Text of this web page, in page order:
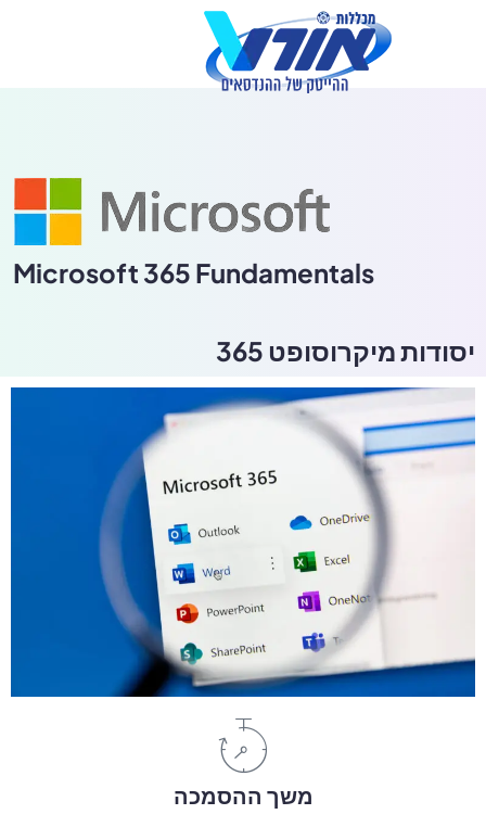
Microsoft 365 Fundamentals
יסודות מיקרוסופט 365
משך ההסמכה